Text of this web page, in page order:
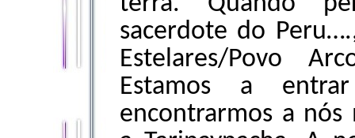
sacerdote do
Estelares/Povo
Estamos a
encontrarmos a nós